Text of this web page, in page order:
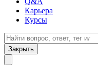
Карьера
Курсы
Закрыть